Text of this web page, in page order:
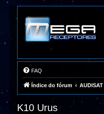
FAQ
Índice do fórum AUDISAT
K10 Urus